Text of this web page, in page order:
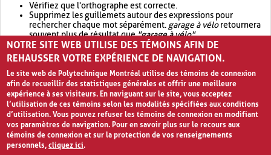
Vérifiez que l'orthographe est correcte.
Supprimez les guillemets autour des expressions pour
rechercher chaque mot séparément. garage à véloretournera
souvent plus de résultat que"garage à vélo".
Envisagez d'élargir votre recherche avec OR.garage OR vélo
retournera souvent plus de résultat quegarage à vélo
NOTRE SITE WEB UTILISE DES TÉMOINS AFIN DE
REHAUSSER VOTRE EXPÉRIENCE DE NAVIGATION.
Le site web de Polytechnique Montréal utilise des témoins de connexion
afin de recueillir des statistiques générales et offrir une meilleure
expérience à ses visiteurs. En naviguant sur le site, vous acceptez
l’utilisation de ces témoins selon les modalités spécifiées aux conditions
d’utilisation. Vous pouvez refuser les témoins de connexion en modifiant
vos paramètres de navigation. Pour en savoir plus sur le recours aux
témoins de connexion et sur la protection de vos renseignements
personnels,cliquez ici.